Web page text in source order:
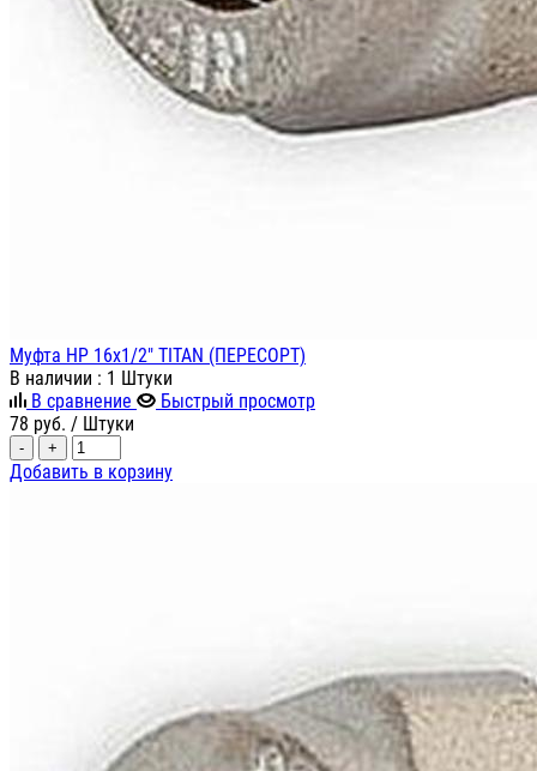
Муфта НР 16х1/2" TITAN (ПЕРЕСОРТ)
В наличии : 1 Штуки
В сравнение
Быстрый просмотр
78 руб. / Штуки
- +
Добавить в корзину